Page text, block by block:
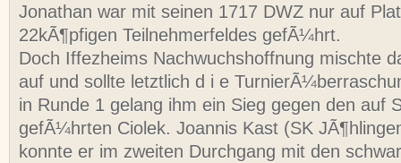
Jonathan war mit seinen 1717 DWZ nur auf
22kÃ¶pfigen Teilnehmerfeldes gefÃ¼hrt.
Doch Iffezheims Nachwuchshoffnung mischte
auf und sollte letztlich d i e
in Runde 1 gelang ihm ein Sieg gegen den auf
gefÃ¼hrten Ciolek. Joannis Kast (SK
konnte er im zweiten Durchgang mit den